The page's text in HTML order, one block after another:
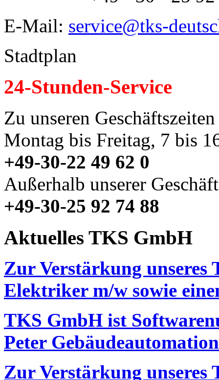
E-Mail: service@tks-
Stadtplan
24-Stunden-Service
Zu unseren Geschäftszeiten
Montag bis Freitag, 7 bis
+49-30-22 49 62 0
Außerhalb unserer
+49-30-25 92 74 88
Aktuelles TKS GmbH
Zur Verstärkung unseres
Elektriker m/w sowie
TKS GmbH ist
Peter Gebäudeautomation
Zur Verstärkung unseres